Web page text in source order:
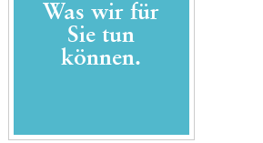
Was wir für
Sie tun
können.